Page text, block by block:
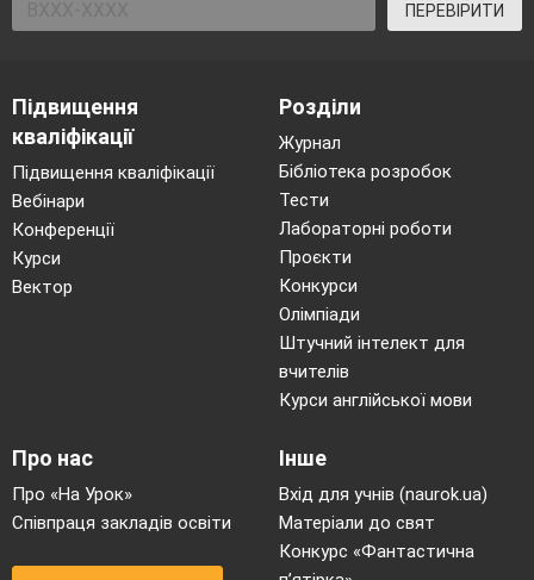
ПЕРЕВІРИТИ
Підвищення
кваліфікації
Підвищення кваліфікації
Вебінари
Конференції
Курси
Вектор
Розділи
Журнал
Бібліотека розробок
Тести
Лабораторні роботи
Проєкти
Конкурси
Олімпіади
Штучний інтелект для
вчителів
Курси англійської мови
Про нас
Про «На Урок»
Співпраця закладів освіти
Інше
Вхід для учнів (naurok.ua)
Матеріали до свят
Конкурс «Фантастична